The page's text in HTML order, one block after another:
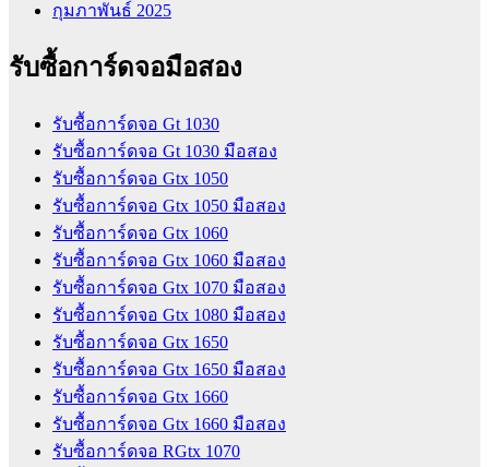
กุมภาพันธ์ 2025
รับซื้อการ์ดจอมือสอง
รับซื้อการ์ดจอ Gt 1030
รับซื้อการ์ดจอ Gt 1030 มือสอง
รับซื้อการ์ดจอ Gtx 1050
รับซื้อการ์ดจอ Gtx 1050 มือสอง
รับซื้อการ์ดจอ Gtx 1060
รับซื้อการ์ดจอ Gtx 1060 มือสอง
รับซื้อการ์ดจอ Gtx 1070 มือสอง
รับซื้อการ์ดจอ Gtx 1080 มือสอง
รับซื้อการ์ดจอ Gtx 1650
รับซื้อการ์ดจอ Gtx 1650 มือสอง
รับซื้อการ์ดจอ Gtx 1660
รับซื้อการ์ดจอ Gtx 1660 มือสอง
รับซื้อการ์ดจอ RGtx 1070